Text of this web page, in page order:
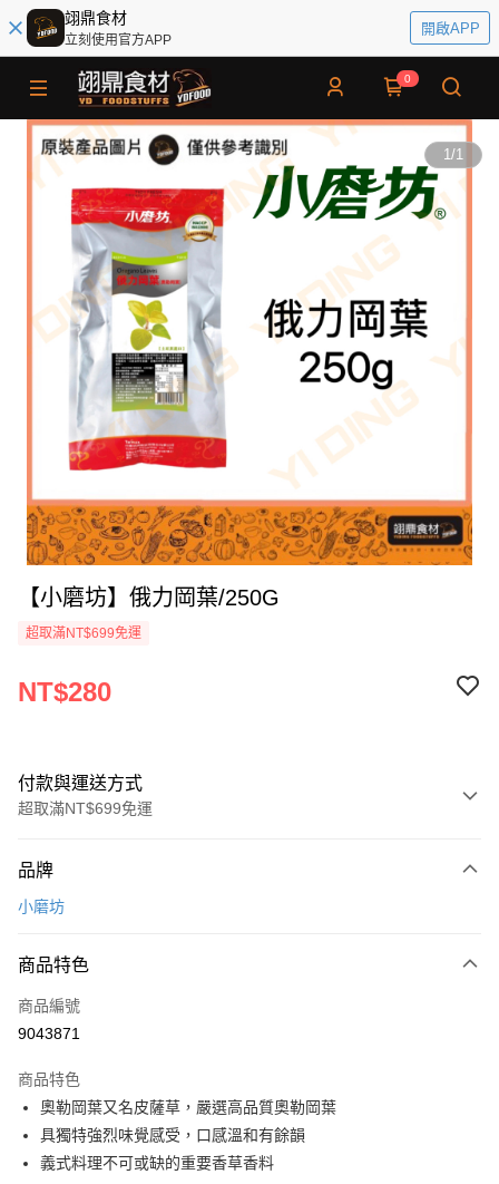
翊鼎食材
立刻使用官方APP
開啟APP
0
1/1
【小磨坊】俄力岡葉/250G
超取滿NT$699免運
NT$280
付款與運送方式
超取滿NT$699免運
信用卡一次付款
運送方式
• 付款後全家取貨
• 付款後7-11取貨
每筆NT$60，滿NT$699(含以上)免運費
(請點開選項勾選)
品牌
小磨坊
商品特色
商品編號
9043871
商品特色
奧勒岡葉又名皮薩草，嚴選高品質奧勒岡葉
具獨特強烈味覺感受，口感溫和有餘韻
義式料理不可或缺的重要香草香料